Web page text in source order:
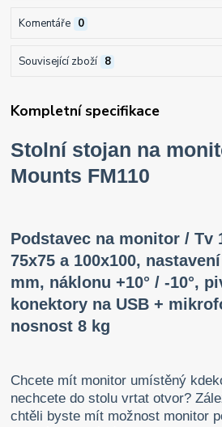
Komentáře 0
Související zboží 8
Kompletní specifikace
Stolní stojan na
Mounts FM110
Podstavec na monitor / Tv
75x75 a 100x100,
mm, náklonu +10° / -10°,
konektory na USB +
nosnost 8 kg
Chcete mít monitor umístěný
nechcete do stolu vrtat otvor?
chtěli byste mít možnost monitor